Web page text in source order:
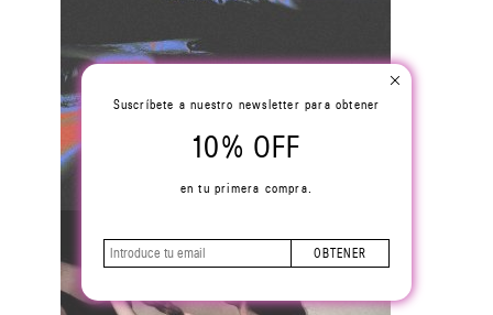
Suscríbete a nuestro newsletter para obtener
10% OFF
en tu primera compra.
OBTENER